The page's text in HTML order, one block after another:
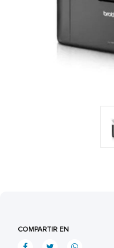
COMPARTIR EN